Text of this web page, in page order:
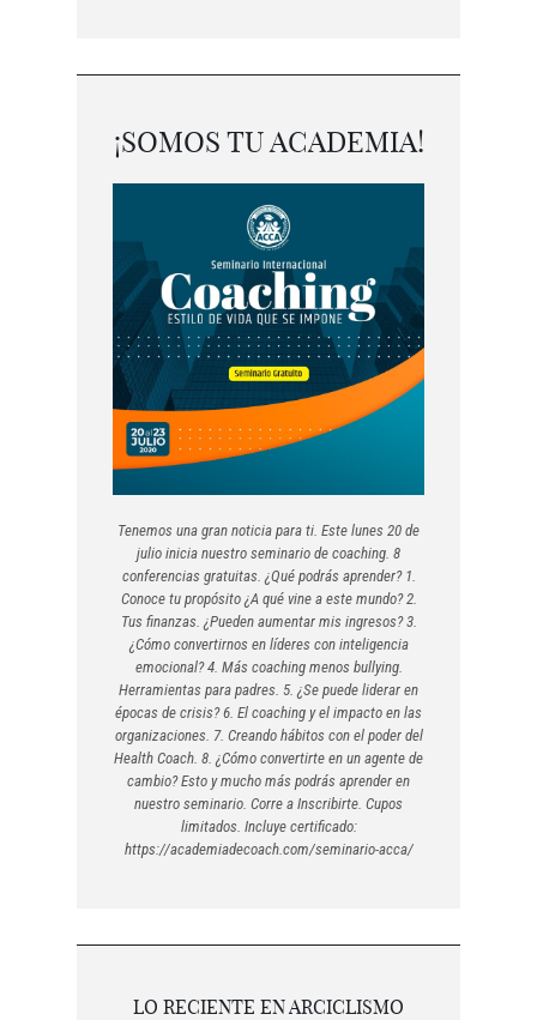
¡SOMOS TU ACADEMIA!
Tenemos una gran noticia para ti. Este lunes 20 de
julio inicia nuestro seminario de coaching. 8
conferencias gratuitas. ¿Qué podrás aprender? 1.
Conoce tu propósito ¿A qué vine a este mundo? 2.
Tus finanzas. ¿Pueden aumentar mis ingresos? 3.
¿Cómo convertirnos en líderes con inteligencia
emocional? 4. Más coaching menos bullying.
Herramientas para padres. 5. ¿Se puede liderar en
épocas de crisis? 6. El coaching y el impacto en las
organizaciones. 7. Creando hábitos con el poder del
Health Coach. 8. ¿Cómo convertirte en un agente de
cambio? Esto y mucho más podrás aprender en
nuestro seminario. Corre a Inscribirte. Cupos
limitados. Incluye certificado:
https://academiadecoach.com/seminario-acca/
LO RECIENTE EN ARCICLISMO